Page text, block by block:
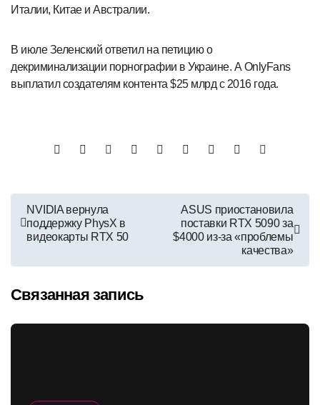
Италии, Китае и Австралии.
В июле Зеленский ответил на петицию о
декриминализации порнографии в Украине. А OnlyFans
выплатил создателям контента $25 млрд с 2016 года.
Навигация
по
NVIDIA вернула
поддержку PhysX в
видеокарты RTX 50
ASUS приостановила
поставки RTX 5090 за
$4000 из-за «проблемы
качества»
Связанная запись